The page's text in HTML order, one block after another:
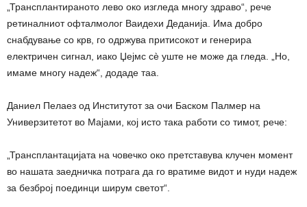
„Трансплантираното лево око изгледа многу здраво“, рече
ретиналниот офталмолог Ваидехи Деданија. Има добро
снабдување со крв, го одржува притисокот и генерира
електричен сигнал, иако Џејмс сè уште не може да гледа. „Но,
имаме многу надеж“, додаде таа.
Даниел Пелаез од Институтот за очи Баском Палмер на
Универзитетот во Мајами, кој исто така работи со тимот, рече:
„Трансплантацијата на човечко око претставува клучен момент
во нашата заедничка потрага да го вратиме видот и нуди надеж
за безброј поединци ширум светот“.